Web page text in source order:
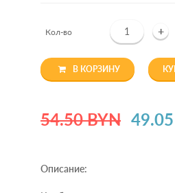
Кол-во +
В КОРЗИНУ
54.50 BYN
Описание: